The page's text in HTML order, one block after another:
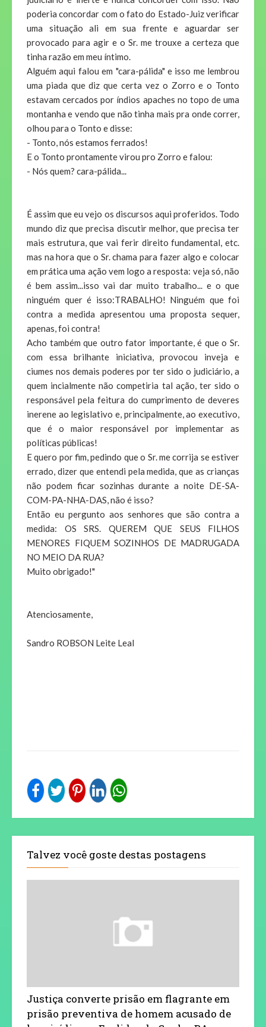
poderia concordar com o fato do Estado-Juiz verificar
uma situação ali em sua frente e aguardar ser
provocado para agir e o Sr. me trouxe a certeza que
tinha razão em meu íntimo.
Alguém aqui falou em "cara-pálida" e isso me lembrou
uma piada que diz que certa vez o Zorro e o Tonto
estavam cercados por índios apaches no topo de uma
montanha e vendo que não tinha mais pra onde correr,
olhou para o Tonto e disse:
- Tonto, nós estamos ferrados!
E o Tonto prontamente virou pro Zorro e falou:
- Nós quem? cara-pálida...
É assim que eu vejo os discursos aqui proferidos. Todo
mundo diz que precisa discutir melhor, que precisa ter
mais estrutura, que vai ferir direito fundamental, etc.
mas na hora que o Sr. chama para fazer algo e colocar
em prática uma ação vem logo a resposta: veja só, não
é bem assim...isso vai dar muito trabalho... e o que
ninguém quer é isso:TRABALHO! Ninguém que foi
contra a medida apresentou uma proposta sequer,
apenas, foi contra!
Acho também que outro fator importante, é que o Sr.
com essa brilhante iniciativa, provocou inveja e
ciumes nos demais poderes por ter sido o judiciário, a
quem incialmente não competiria tal ação, ter sido o
responsável pela feitura do cumprimento de deveres
inerene ao legislativo e, principalmente, ao executivo,
que é o maior responsável por implementar as
políticas públicas!
E quero por fim, pedindo que o Sr. me corrija se estiver
errado, dizer que entendi pela medida, que as crianças
não podem ficar sozinhas durante a noite DE-SA-
COM-PA-NHA-DAS, não é isso?
Então eu pergunto aos senhores que são contra a
medida: OS SRS. QUEREM QUE SEUS FILHOS
MENORES FIQUEM SOZINHOS DE MADRUGADA
NO MEIO DA RUA?
Muito obrigado!"
Atenciosamente,
Sandro ROBSON Leite Leal
Talvez você goste destas postagens
Justiça converte prisão em flagrante em
prisão preventiva de homem acusado de